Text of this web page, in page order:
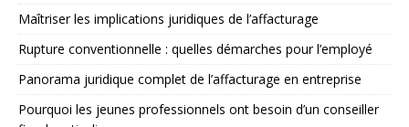
Maîtriser les implications juridiques de l’affacturage
Rupture conventionnelle : quelles démarches pour l’employé
Panorama juridique complet de l’affacturage en entreprise
Pourquoi les jeunes professionnels ont besoin d’un conseiller